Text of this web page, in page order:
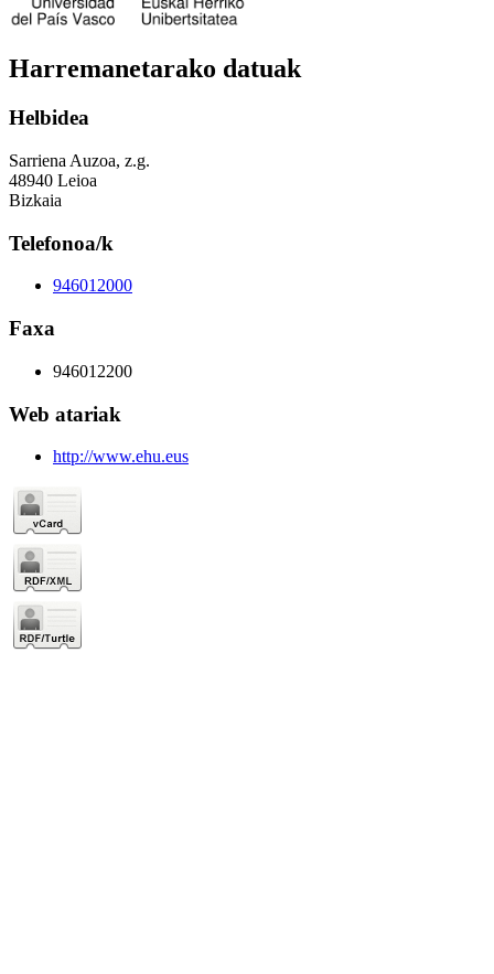
Harremanetarako datuak
Helbidea
Sarriena Auzoa, z.g.
48940 Leioa
Bizkaia
Telefonoa/k
946012000
Faxa
946012200
Web atariak
http://www.ehu.eus